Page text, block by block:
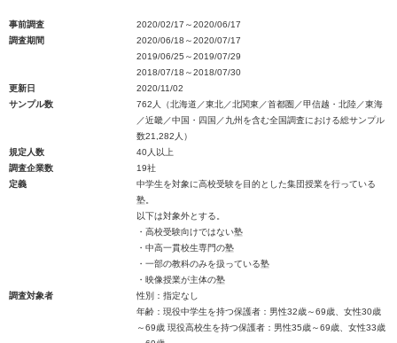
事前調査
2020/02/17～2020/06/17
調査期間
2020/06/18～2020/07/17
2019/06/25～2019/07/29
2018/07/18～2018/07/30
更新日
2020/11/02
サンプル数
762人（北海道／東北／北関東／首都圏／甲信越・北陸／東海
／近畿／中国・四国／九州を含む全国調査における総サンプル
数21,282人）
規定人数
40人以上
調査企業数
19社
定義
中学生を対象に高校受験を目的とした集団授業を行っている
塾。
以下は対象外とする。
・高校受験向けではない塾
・中高一貫校生専門の塾
・一部の教科のみを扱っている塾
・映像授業が主体の塾
調査対象者
性別：指定なし
年齢：現役中学生を持つ保護者：男性32歳～69歳、女性30歳
～69歳 現役高校生を持つ保護者：男性35歳～69歳、女性33歳